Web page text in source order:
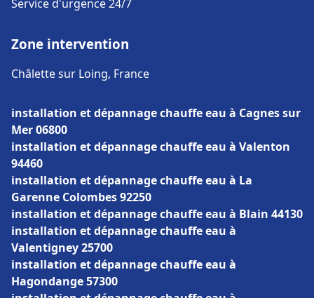
Service d'urgence 24/7
Zone intervention
Châlette sur Loing, France
installation et dépannage chauffe eau à Cagnes sur
Mer 06800
installation et dépannage chauffe eau à Valenton
94460
installation et dépannage chauffe eau à La
Garenne Colombes 92250
installation et dépannage chauffe eau à Blain 44130
installation et dépannage chauffe eau à
Valentigney 25700
installation et dépannage chauffe eau à
Hagondange 57300